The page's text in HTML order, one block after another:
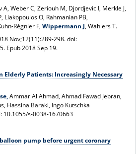
A, Weber C, Zeriouh M, Djordjevic I, Merkle J,
Liakopoulos O, Rahmanian PB,
Régnier F, Wippermann J, Wahlers T.
Nov;12(11):289-298. doi:
Epub 2018 Sep 19.
Elderly Patients: Increasingly Necessary
Ammar Al Ahmad, Ahmad Fawad Jebran,
Hassina Baraki, Ingo Kutschka
10.1055/s-0038-1670663
pump before urgent coronary